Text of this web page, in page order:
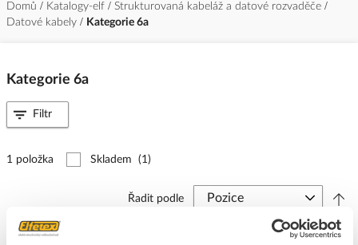
Domů Katalogy-elf
Strukturovaná kabeláž a datové rozvaděče
Datové kabely
Kategorie 6a
Kategorie 6a
1 položka Skladem (1)
Řadit podle
Filtr